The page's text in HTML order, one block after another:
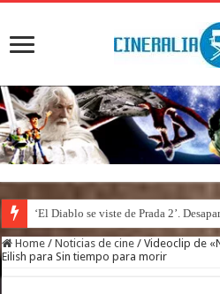
‘El Diablo se viste de Prada 2’.
Home / Noticias de cine / Videoclip de
Eilish para Sin tiempo para morir